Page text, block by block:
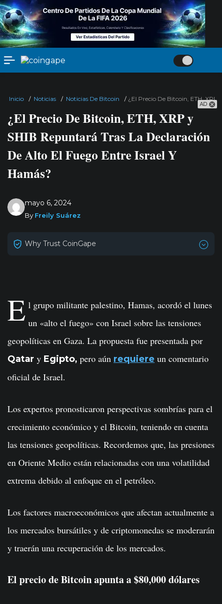
AD
Inicio / Noticias / Noticias De Bitcoin / ¿El Precio De Bitcoin, ETH, XRP
¿El Precio De Bitcoin, ETH, XRP y
SHIB Repuntará Tras La Declaración
De Alto El Fuego Entre Israel Y
Hamás?
mayo 6, 2024
By Freily Suárez
Why Trust CoinGape
E l grupo militante palestino, Hamas, acordó el lunes
un «alto el fuego» con Israel sobre las tensiones
geopolíticas en Gaza. La propuesta fue presentada por
Qatar y Egipto, pero aún requiere un comentario
oficial de Israel.
Los expertos pronosticaron perspectivas sombrías para el
crecimiento económico y el Bitcoin, teniendo en cuenta
las tensiones geopolíticas. Recordemos que, las presiones
en Oriente Medio están relacionadas con una volatilidad
extrema debido al enfoque en el petróleo.
Los factores macroeconómicos que afectan actualmente a
los mercados bursátiles y de criptomonedas se moderarán
y traerán una recuperación de los mercados.
El precio de Bitcoin apunta a $80,000 dólares